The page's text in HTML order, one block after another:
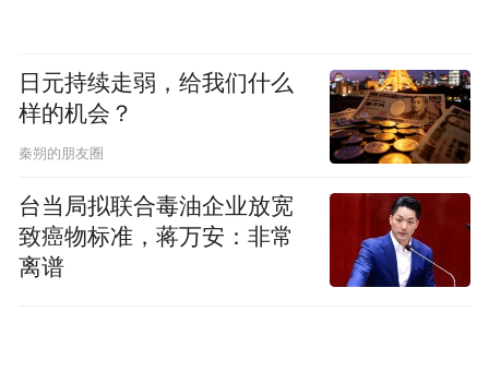
日元持续走弱，给我们什么
样的机会？
秦朔的朋友圈
台当局拟联合毒油企业放宽
致癌物标准，蒋万安：非常
离谱